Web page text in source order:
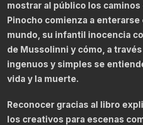
mostrar al público los caminos
Pinocho comienza a enterarse
mundo, su infantil inocencia
de Mussolinni y cómo, a
ingenuos y simples se
vida y la muerte.
Reconocer gracias al libro
los creativos para escenas